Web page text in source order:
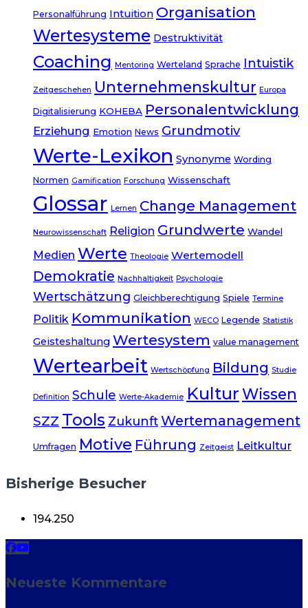
Personalführung Intuition Organisation
Wertesysteme Destruktivität
Coaching Mentoring Werteland Sprache Intuistik
Zeitgeschehen Unternehmenskultur Europa
Digitalisierung KOHEBA Personalentwicklung
Erziehung Emotion News Grundmotiv
Werte-Lexikon Synonyme Wording
Normen Gamification Forschung Wissenschaft
Glossar Lernen Change Management
Neurowissenschaft Religion Grundwerte Wandel
Medien Werte Theologie Wertemodell
Demokratie Nachhaltigkeit Psychologie
Wertschätzung Gleichberechtigung Spiele Termine
Politik Kommunikation WECO Legende Statistik
Geisteshaltung Wertesystem value management
Wertearbeit Wertschöpfung Bildung Studie
Definition Schule Werte-Akademie KulturWissen
SZZ Tools ZukunftWertemanagement
Umfragen Motive Führung Zeitgeist Leitkultur
Bisherige Besucher
194.250
Neueste Kommentare